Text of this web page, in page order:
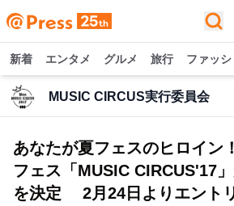
新着 エンタメ グルメ 旅行 ファッ
MUSIC CIRCUS実行委員会
あなたが夏フェスのヒロイン
フェス「MUSIC CIRCUS'17
を決定 2月24日よりエント